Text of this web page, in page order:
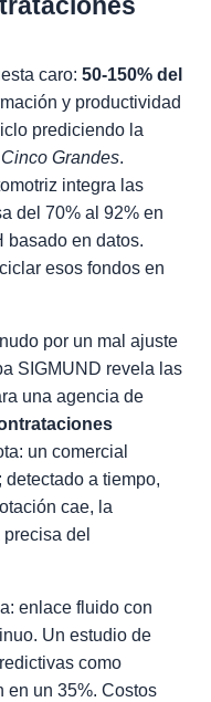
caro: 50-150% del
y productividad
prediciendo la
Cinco Grandes.
integra las
del 70% al 92% en
basado en datos.
esos fondos en
por un mal ajuste
SIGMUND revela las
una agencia de
un comercial
a tiempo,
cae, la
del
enlace fluido con
Un estudio de
como
en un 35%. Costos